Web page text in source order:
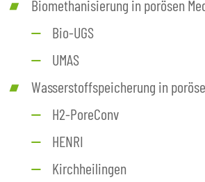
Biomethanisierung in porösen
Bio-UGS
UMAS
Wasserstoffspeicherung in
H2-PoreConv
HENRI
Kirchheilingen